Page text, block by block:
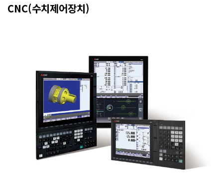
CNC(수치제어장치)